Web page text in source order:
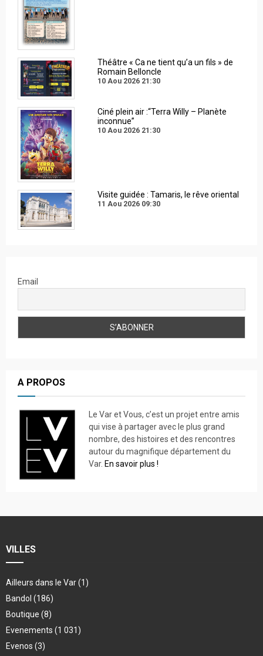
Théâtre « Ca ne tient qu’a un fils » de
Romain Belloncle
10 Aou 2026 21:30
Ciné plein air :“Terra Willy – Planète
inconnue”
10 Aou 2026 21:30
Visite guidée : Tamaris, le rêve oriental
11 Aou 2026 09:30
Email
A PROPOS
Le Var et Vous, c’est un projet entre amis
qui vise à partager avec le plus grand
nombre, des histoires et des rencontres
autour du magnifique département du
Var. En savoir plus !
VILLES
Ailleurs dans le Var(1)
Bandol (186)
Boutique (8)
Evenements (1 031)
Evenos (3)